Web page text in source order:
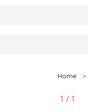
Home
1 / 1